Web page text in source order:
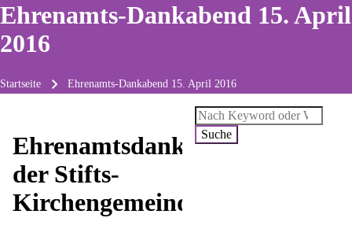
Ehrenamts-Dankabend 15. April
2016
Pfadnavigation
Startseite Ehrenamts-Dankabend 15. April 2016
Ehrenamtsdank
der Stifts-
Kirchengemeinde
Suche